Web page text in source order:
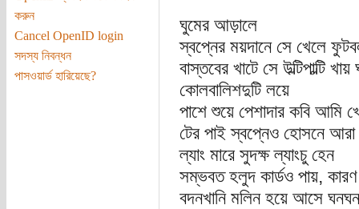
করুন
Cancel OpenID login
সদস্য নিবন্ধন
পাসওয়ার্ড হারিয়েছে?
ঘুমের আড়ালে
স্বপ্নের ময়দানে সে খেলে
বাস্তবের খাটে সে উল্টিপাল্টি
কোলবালিশদুটি লয়ে
পাশে শুয়ে পেশাদার কবি আমি
টের পাই স্বপ্নেও হোসনে আরা
ল্যাং মারে সুদক্ষ ল্যাংচু হেন
সম্ভবত হলুদ কার্ডও পায়, কারণ
বদনখানি মলিন হয়ে আসে ঘনঘন